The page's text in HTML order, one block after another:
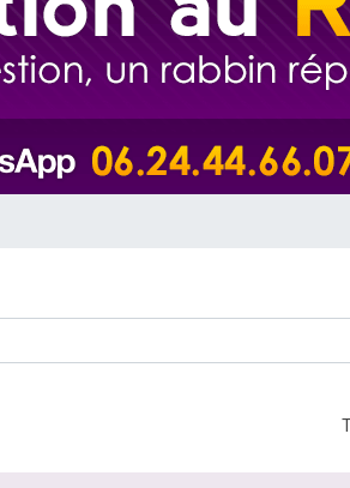
de demander une bénédiction
Maasser
son Maasser
de nous rejoindre sur WhatsApp